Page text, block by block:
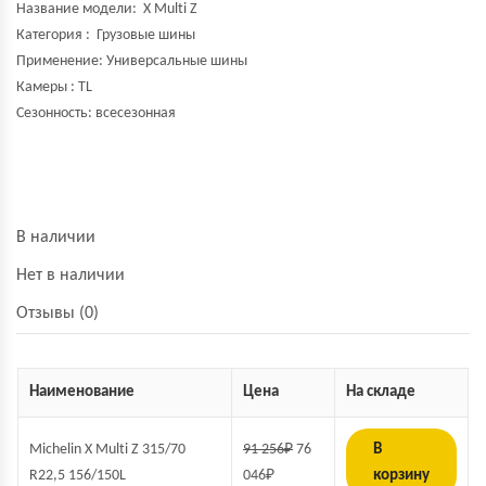
Название модели: X Multi Z
Категория : Грузовые шины
Применение: Универсальные шины
Камеры : TL
Сезонность: всесезонная
В наличии
Нет в наличии
Отзывы (0)
Наименование Цена На складе
Michelin X Multi Z 315/70
R22,5 156/150L
91 256₽ 76
046₽
В
корзину